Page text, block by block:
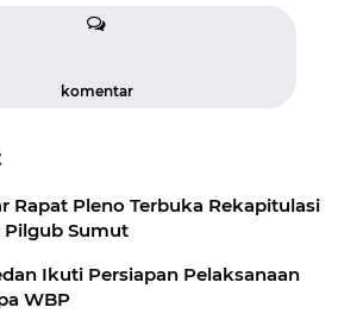
komentar
Rapat Pleno Terbuka Rekapitulasi
Pilgub Sumut
Ikuti Persiapan Pelaksanaan
WBP